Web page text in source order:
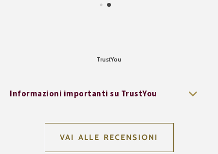
TrustYou
Informazioni importanti su TrustYou
VAI ALLE RECENSIONI